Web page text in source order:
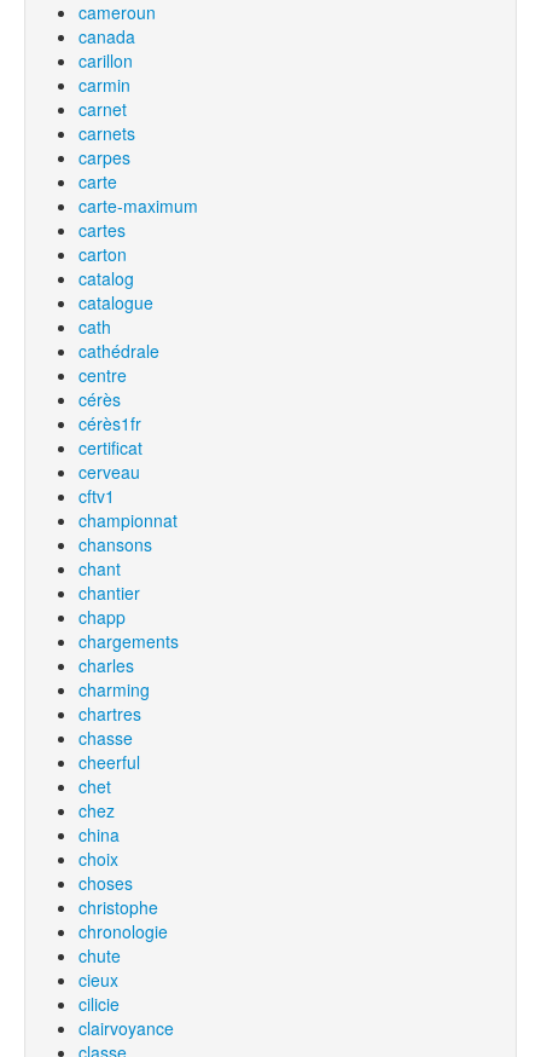
cameroun
canada
carillon
carmin
carnet
carnets
carpes
carte
carte-maximum
cartes
carton
catalog
catalogue
cath
cathédrale
centre
cérès
cérès1fr
certificat
cerveau
cftv1
championnat
chansons
chant
chantier
chapp
chargements
charles
charming
chartres
chasse
cheerful
chet
chez
china
choix
choses
christophe
chronologie
chute
cieux
cilicie
clairvoyance